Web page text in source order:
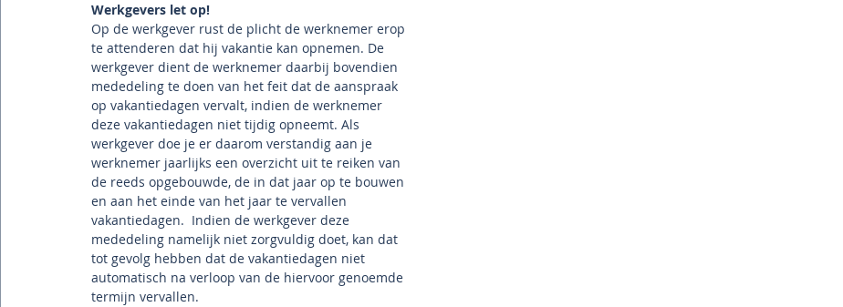
Werkgevers let op!
Op de werkgever rust de plicht de werknemer erop
te attenderen dat hij vakantie kan opnemen. De
werkgever dient de werknemer daarbij bovendien
mededeling te doen van het feit dat de aanspraak
op vakantiedagen vervalt, indien de werknemer
deze vakantiedagen niet tijdig opneemt. Als
werkgever doe je er daarom verstandig aan je
werknemer jaarlijks een overzicht uit te reiken van
de reeds opgebouwde, de in dat jaar op te bouwen
en aan het einde van het jaar te vervallen
vakantiedagen.  Indien de werkgever deze
mededeling namelijk niet zorgvuldig doet, kan dat
tot gevolg hebben dat de vakantiedagen niet
automatisch na verloop van de hiervoor genoemde
termijn vervallen.